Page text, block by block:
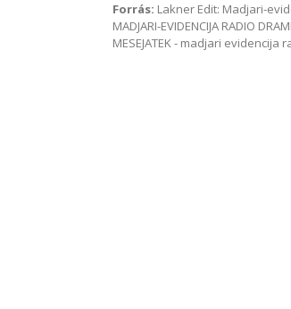
Forrás: Lakner Edit: Madjari-
MADJARI-EVIDENCIJA RADIO
MESEJATEK - madjari